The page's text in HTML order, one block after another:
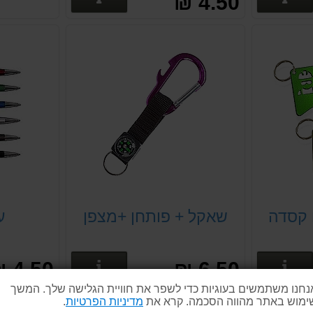
משתמשים בעוגיות כדי לשפר את חוויית הגלישה שלך. המשך
באתר מהווה הסכמה. קרא את מדיניות הפרטיות.
קסדה
פרטים נוספים
שאקל + פותחן +מצפן
6.50 ₪ פרטים נוספים
4.50 ₪